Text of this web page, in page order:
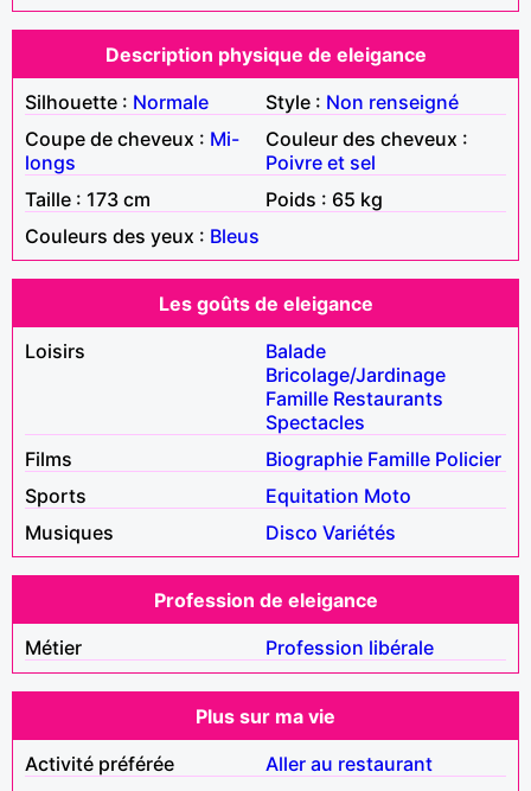
Description physique de eleigance
Silhouette : Normale Style : Non renseigné
Coupe de cheveux : Mi-
longs
Couleur des cheveux :
Poivre et sel
Taille : 173 cm
Poids : 65 kg
Couleurs des yeux : Bleus
Les goûts de eleigance
Loisirs
Balade
Bricolage/Jardinage
Famille Restaurants
Spectacles
Films
Biographie Famille Policier
Sports
Equitation Moto
Musiques
Disco Variétés
Profession de eleigance
Métier
Profession libérale
Plus sur ma vie
Activité préférée
Aller au restaurant